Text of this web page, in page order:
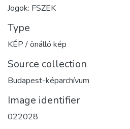
Jogok: FSZEK
Type
KÉP / önálló kép
Source collection
Budapest-képarchívum
Image identifier
022028